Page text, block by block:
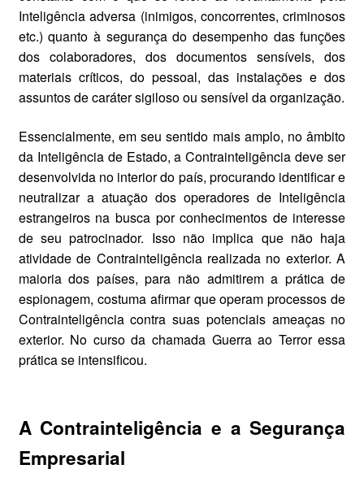
Inteligência adversa (inimigos, concorrentes, criminosos
etc.) quanto à segurança do desempenho das funções
dos colaboradores, dos documentos sensíveis, dos
materiais críticos, do pessoal, das instalações e dos
assuntos de caráter sigiloso ou sensível da organização.
Essencialmente, em seu sentido mais amplo, no âmbito
da Inteligência de Estado, a Contrainteligência deve ser
desenvolvida no interior do país, procurando identificar e
neutralizar a atuação dos operadores de Inteligência
estrangeiros na busca por conhecimentos de interesse
de seu patrocinador. Isso não implica que não haja
atividade de Contrainteligência realizada no exterior. A
maioria dos países, para não admitirem a prática de
espionagem, costuma afirmar que operam processos de
Contrainteligência contra suas potenciais ameaças no
exterior. No curso da chamada Guerra ao Terror essa
prática se intensificou.
A Contrainteligência e a Segurança
Empresarial